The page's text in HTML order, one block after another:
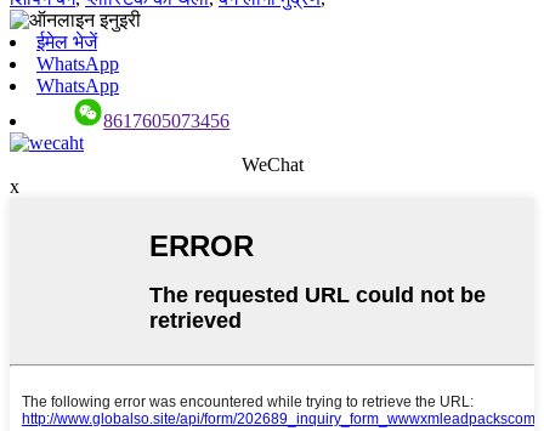
ईमेल भेजें
WhatsApp
WhatsApp
8617605073456
WeChat
x